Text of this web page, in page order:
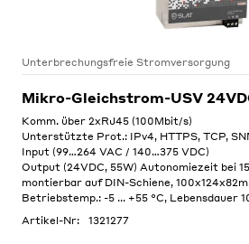
Unterbrechungsfreie Stromversorgung
Mikro-Gleichstrom-USV
Komm. über 2xRJ45 (100Mbit/s)
Unterstützte Prot.: IPv4, HTTPS, TCP,
Input (99…264 VAC / 140…375 VDC)
Output (24VDC, 55W) Autonomiezeit bei
montierbar auf DIN-Schiene,
Betriebstemp.: -5 ... +55 °C, Lebensdauer
Artikel-Nr:
1321277